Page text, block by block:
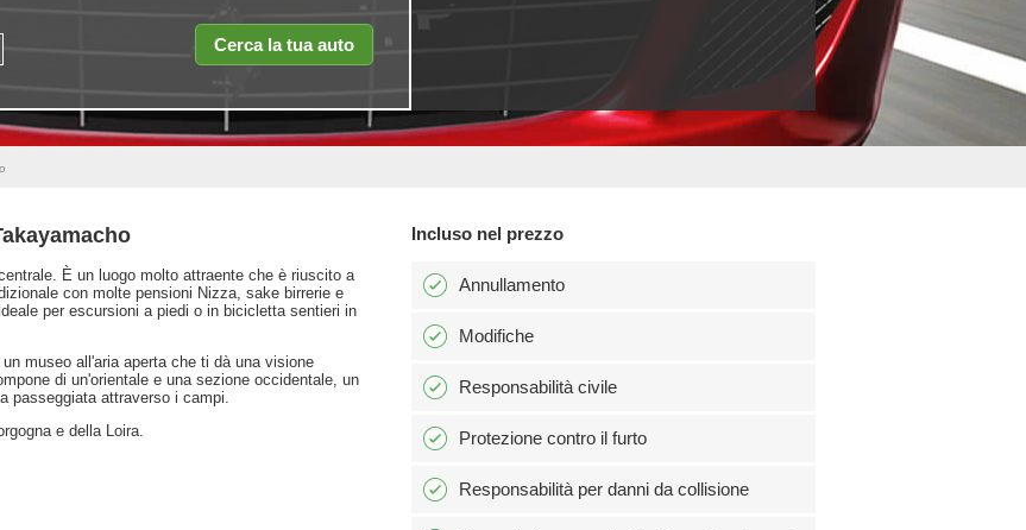
È un luogo molto attraente che è riuscito a
con molte pensioni Nizza, sake birrerie e
per escursioni a piedi o in bicicletta sentieri in
museo all'aria aperta che ti dà una visione
di un'orientale e una sezione occidentale, un
passeggiata attraverso i campi.
e della Loira.
Incluso nel prezzo
Annullamento
Modifiche
Responsabilità civile
Protezione contro il furto
Responsabilità per danni da collisione